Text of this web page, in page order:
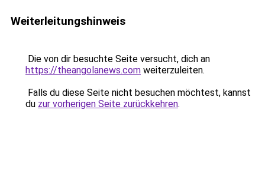
Weiterleitungshinweis
Die von dir besuchte Seite versucht, dich an
https://theangolanews.com weiterzuleiten.
Falls du diese Seite nicht besuchen möchtest, kannst
du zur vorherigen Seite zurückkehren.